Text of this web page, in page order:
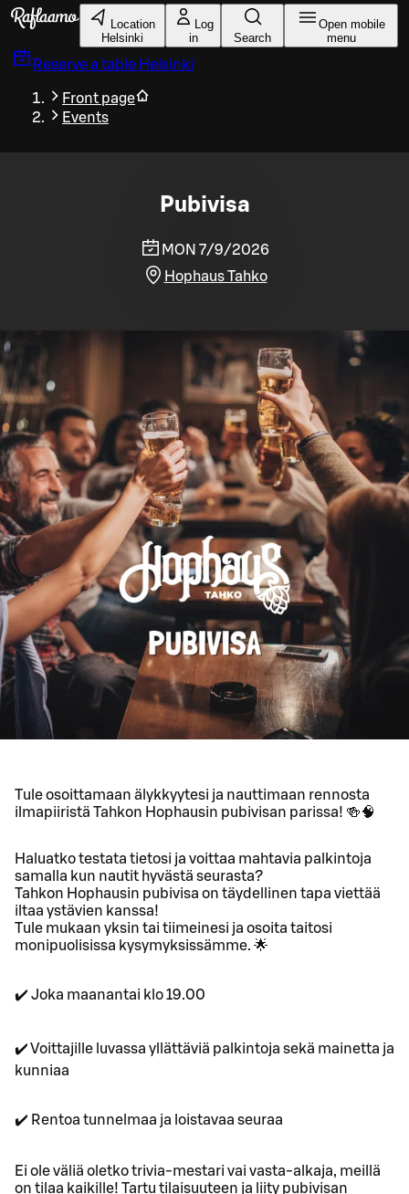
Skip to main content
Location
Helsinki
Log
in
Search
Open mobile
menu
Reserve a table Helsinki
Front page
Events
Pubivisa
MON 7/9/2026
Hophaus Tahko
Tule osoittamaan älykkyytesi ja nauttimaan rennosta
ilmapiiristä Tahkon Hophausin pubivisan parissa! 🍻🧠
Haluatko testata tietosi ja voittaa mahtavia palkintoja
samalla kun nautit hyvästä seurasta?
Tahkon Hophausin pubivisa on täydellinen tapa viettää
iltaa ystävien kanssa!
Tule mukaan yksin tai tiimeinesi ja osoita taitosi
monipuolisissa kysymyksissämme. 🌟
✔️ Joka maanantai klo 19.00
✔️ Voittajille luvassa yllättäviä palkintoja sekä mainetta ja
kunniaa
✔️ Rentoa tunnelmaa ja loistavaa seuraa
Ei ole väliä oletko trivia-mestari vai vasta-alkaja, meillä
on tilaa kaikille! Tartu tilaisuuteen ja liity pubivisan